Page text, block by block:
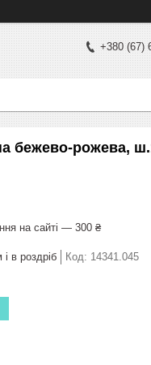
+380 (67)
бежево-рожева,
на сайті — 300 ₴
в роздріб Код: 14341.045